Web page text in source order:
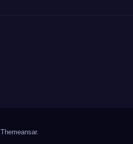
Themeansar.